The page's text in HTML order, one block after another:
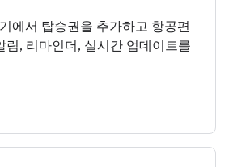
에서 탑승권을 추가하고 항공편
림, 리마인더, 실시간 업데이트를